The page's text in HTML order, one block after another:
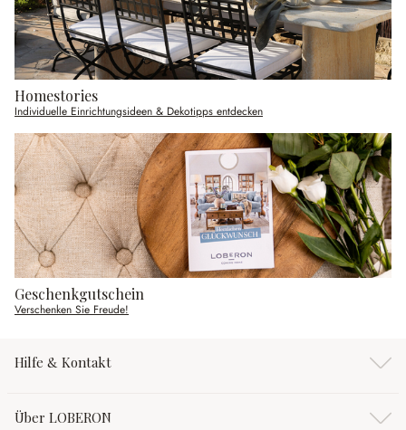
Homestories
Individuelle Einrichtungsideen & Dekotipps entdecken
Geschenkgutschein
Verschenken Sie Freude!
Hilfe & Kontakt
Über LOBERON